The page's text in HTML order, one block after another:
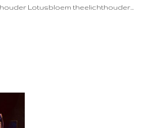
Lotusbloem theelichthouder…